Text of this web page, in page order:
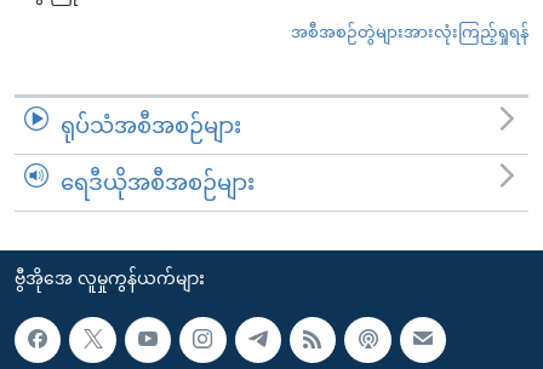
အစီအစဉ်တွဲများအားလုံးကြည့်ရှုရန်
ရုပ်သံအစီအစဉ်များ
ရေဒီယိုအစီအစဉ်များ
ဗွီအိုအေ လူမှုကွန်ယက်များ